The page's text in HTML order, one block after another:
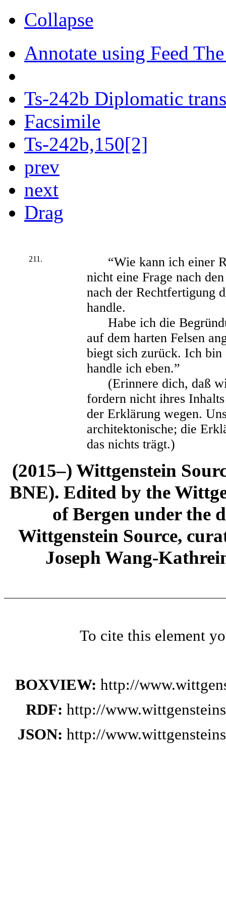
Collapse
Annotate using Feed
Ts-242b Diplomatic
Facsimile
Ts-242b,150[2]
prev
next
Drag
211.
“Wie kann ich einer
nicht eine Frage nach
nach der Rechtfertigung
handle.
Habe ich die
auf dem harten Felsen
biegt sich zurück. Ich bin
handle ich eben.”
(Erinnere dich, daß
fordern nicht ihres
der Erklärung wegen.
architektonische; die
das nichts trägt.)
(2015–) Wittgenstein
BNE). Edited by the
of Bergen under the
Wittgenstein Source,
Joseph Wang-
To cite this element
BOXVIEW: http://
RDF: http://
JSON: http://